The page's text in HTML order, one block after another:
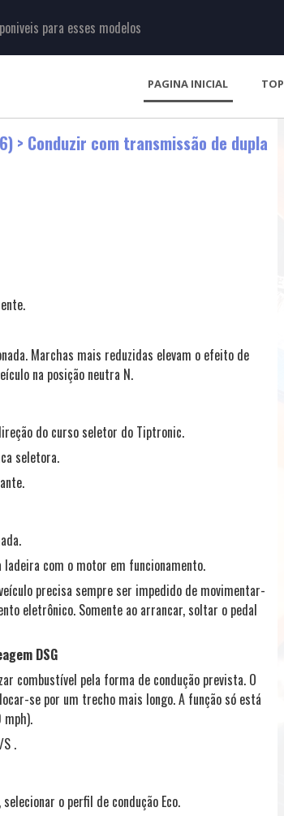
para esses modelos
PAGINA INICIAL TOP
> Conduzir com transmissão de dupla
Marchas mais reduzidas elevam o efeito de
na posição neutra N.
do curso seletor do Tiptronic.
seletora.
com o motor em funcionamento.
precisa sempre ser impedido de movimentar-
eletrônico. Somente ao arrancar, soltar o pedal
DSG
combustível pela forma de condução prevista. O
se por um trecho mais longo. A função só está
.
o perfil de condução Eco.